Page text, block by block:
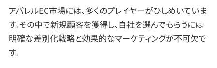
アパレルEC市場には、多くのプレイヤーがひしめいていま
す。その中で新規顧客を獲得し、自社を選んでもらうには
明確な差別化戦略と効果的なマーケティングが不可欠で
す。